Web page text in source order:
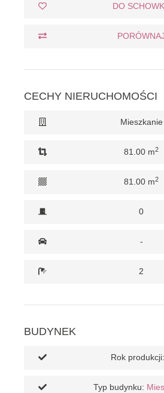
DO
PORÓWNAJ
CECHY NIERUCHOMOŚCI
Mieszkanie
81.00 m2
81.00 m2
0
-
2
BUDYNEK
Rok produkcji:
Typ budynku: